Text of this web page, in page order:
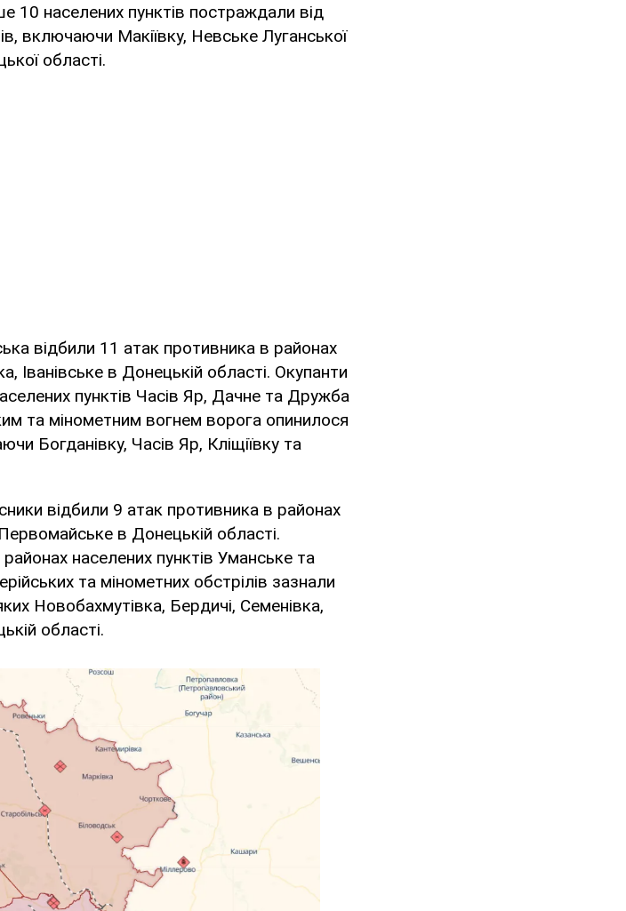
10 населених пунктів постраждали від
включаючи Макіївку, Невське Луганської
області.
відбили 11 атак противника в районах
Іванівське в Донецькій області. Окупанти
пунктів Часів Яр, Дачне та Дружба
та мінометним вогнем ворога опинилося
Богданівку, Часів Яр, Кліщіївку та
відбили 9 атак противника в районах
в Донецькій області.
населених пунктів Уманське та
та мінометних обстрілів зазнали
Новобахмутівка, Бердичі, Семенівка,
області.